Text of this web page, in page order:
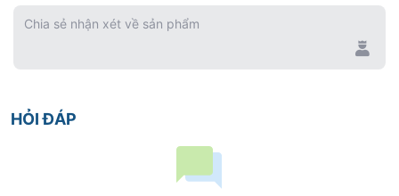
Chia sẻ nhận xét về sản phẩm
HỎI ĐÁP